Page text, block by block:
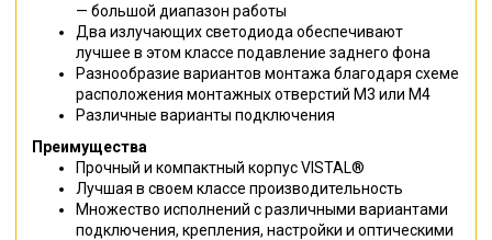
— большой диапазон работы
Два излучающих светодиода обеспечивают
лучшее в этом классе подавление заднего фона
Разнообразие вариантов монтажа благодаря схеме
расположения монтажных отверстий M3 или M4
Различные варианты подключения
Преимущества
Прочный и компактный корпус VISTAL®
Лучшая в своем классе производительность
Множество исполнений с различными вариантами
подключения, крепления, настройки и оптическими